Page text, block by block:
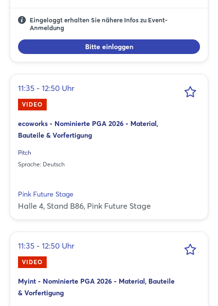
Eingeloggt erhalten Sie nähere Infos zu Event-
Anmeldung
Bitte einloggen
11:35 - 12:50 Uhr
VIDEO
ecoworks - Nominierte PGA 2026 - Material,
Bauteile & Vorfertigung
Pitch
Sprache: Deutsch
Pink Future Stage
Halle 4, Stand B86, Pink Future Stage
11:35 - 12:50 Uhr
VIDEO
Myint - Nominierte PGA 2026 - Material, Bauteile
& Vorfertigung